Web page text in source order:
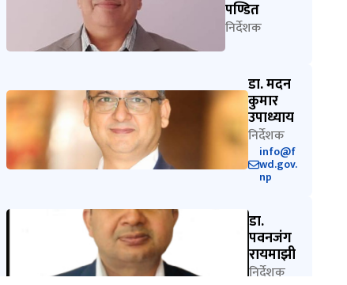
पण्डित
निर्देशक
डा. मदन
कुमार
उपाध्याय
निर्देशक
info@f
wd.gov.
np
डा.
पवनजंग
रायमाझी
निर्देशक